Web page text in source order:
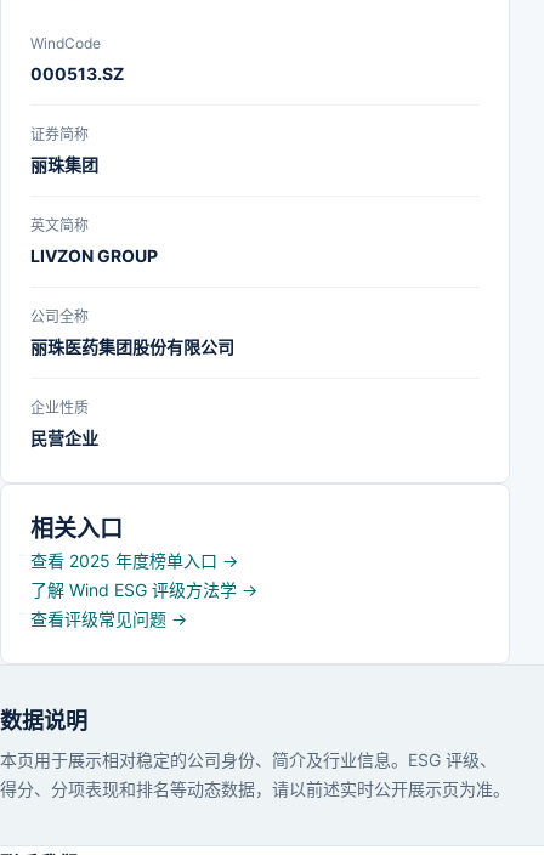
WindCode
000513.SZ
证券简称
丽珠集团
英文简称
LIVZON GROUP
公司全称
丽珠医药集团股份有限公司
企业性质
民营企业
相关入口
查看 2025 年度榜单入口 →
了解 Wind ESG 评级方法学 →
查看评级常见问题 →
数据说明
本页用于展示相对稳定的公司身份、简介及行业信息。ESG 评级、
得分、分项表现和排名等动态数据，请以前述实时公开展示页为准。